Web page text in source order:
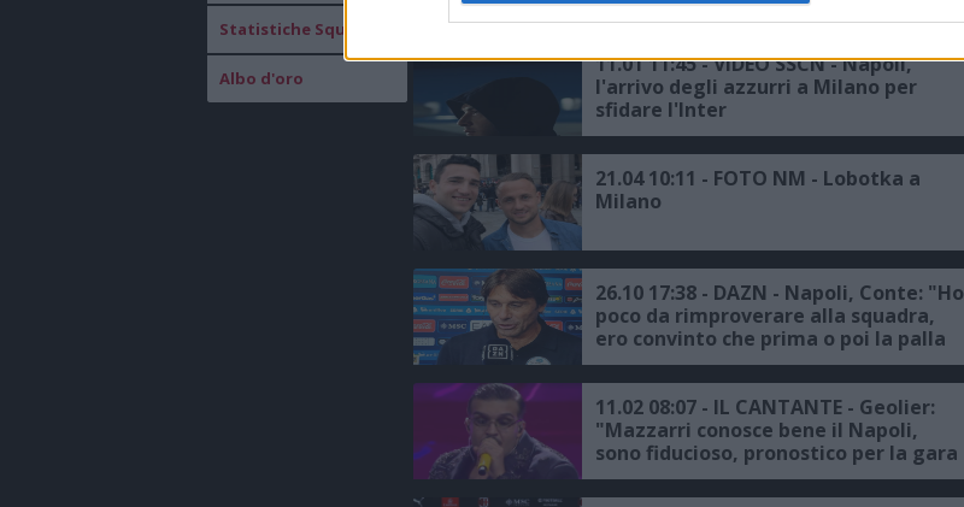
Statistiche Squadre
Albo d'oro
ULTIMISSIME TUTTI IN RETE
11.01 11:45 - VIDEO SSCN - Napoli,
l'arrivo degli azzurri a Milano per
sfidare l'Inter
21.04 10:11 - FOTO NM - Lobotka a
Milano
26.10 17:38 - DAZN - Napoli, Conte: "Ho
poco da rimproverare alla squadra,
ero convinto che prima o poi la palla
sarebbe entrata, ora testa al Milan"
11.02 08:07 - IL CANTANTE - Geolier:
"Mazzarri conosce bene il Napoli,
sono fiducioso, pronostico per la gara
con il Milan? Non posso rispondere"